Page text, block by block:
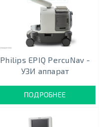
Philips EPIQ PercuNav -
УЗИ аппарат
ПОДРОБНЕЕ